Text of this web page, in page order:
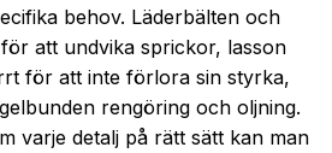
behov. Läderbälten och
att undvika sprickor, lasson
för att inte förlora sin styrka,
rengöring och oljning.
varje detalj på rätt sätt kan man